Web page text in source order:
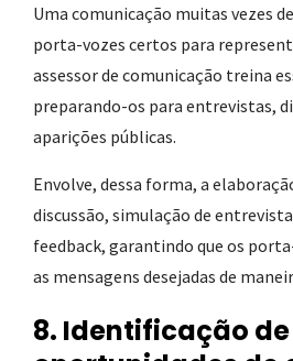
Uma comunicação muitas vezes
porta-vozes certos para
assessor de comunicação treina
preparando-os para entrevistas,
aparições públicas.
Envolve, dessa forma, a
discussão, simulação de
feedback, garantindo que os
as mensagens desejadas de
8. Identificação de